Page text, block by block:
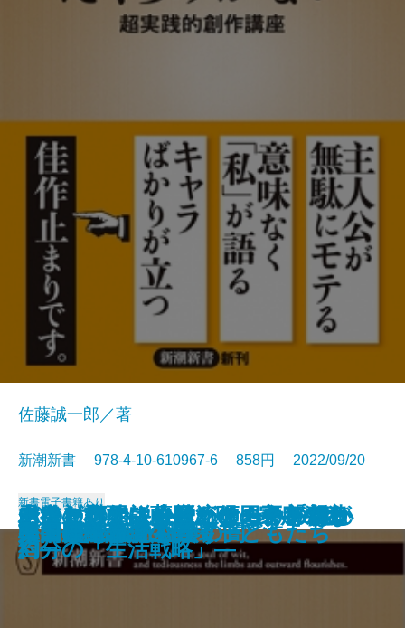
水道を救え―AIベンチャー「フラ
クタ」の挑戦―
コスパで考える学歴攻略法
プリズン・ドクター
バカと無知―人間、この不都合な
生きもの―
ドーパミン中毒
その対応では会社が傾く―プロが
教える危機管理教室―
山奥ビジネス―一流の田舎を創造
する―
ドキュメント小説 ケーキの切れ
ない非行少年たちのカルテ
芸能界誕生
あなたの小説にはたくらみがない
―超実践的創作講座―
佐藤誠一郎／著
新潮新書 978-4-10-610967-6 858円 2022/09/20
新書電子書籍あり
人間の業
老後の心配はおやめなさい―親と
自分の「生活戦略」―
人生はそれでも続く
秀吉を討て―薩摩・明・家康の密
約―
スマホで薬物を買う子どもたち
韓国 超ネット社会の闇
ストレス脳
松田聖子の誕生
韓国民主政治の自壊
桑田佳祐論